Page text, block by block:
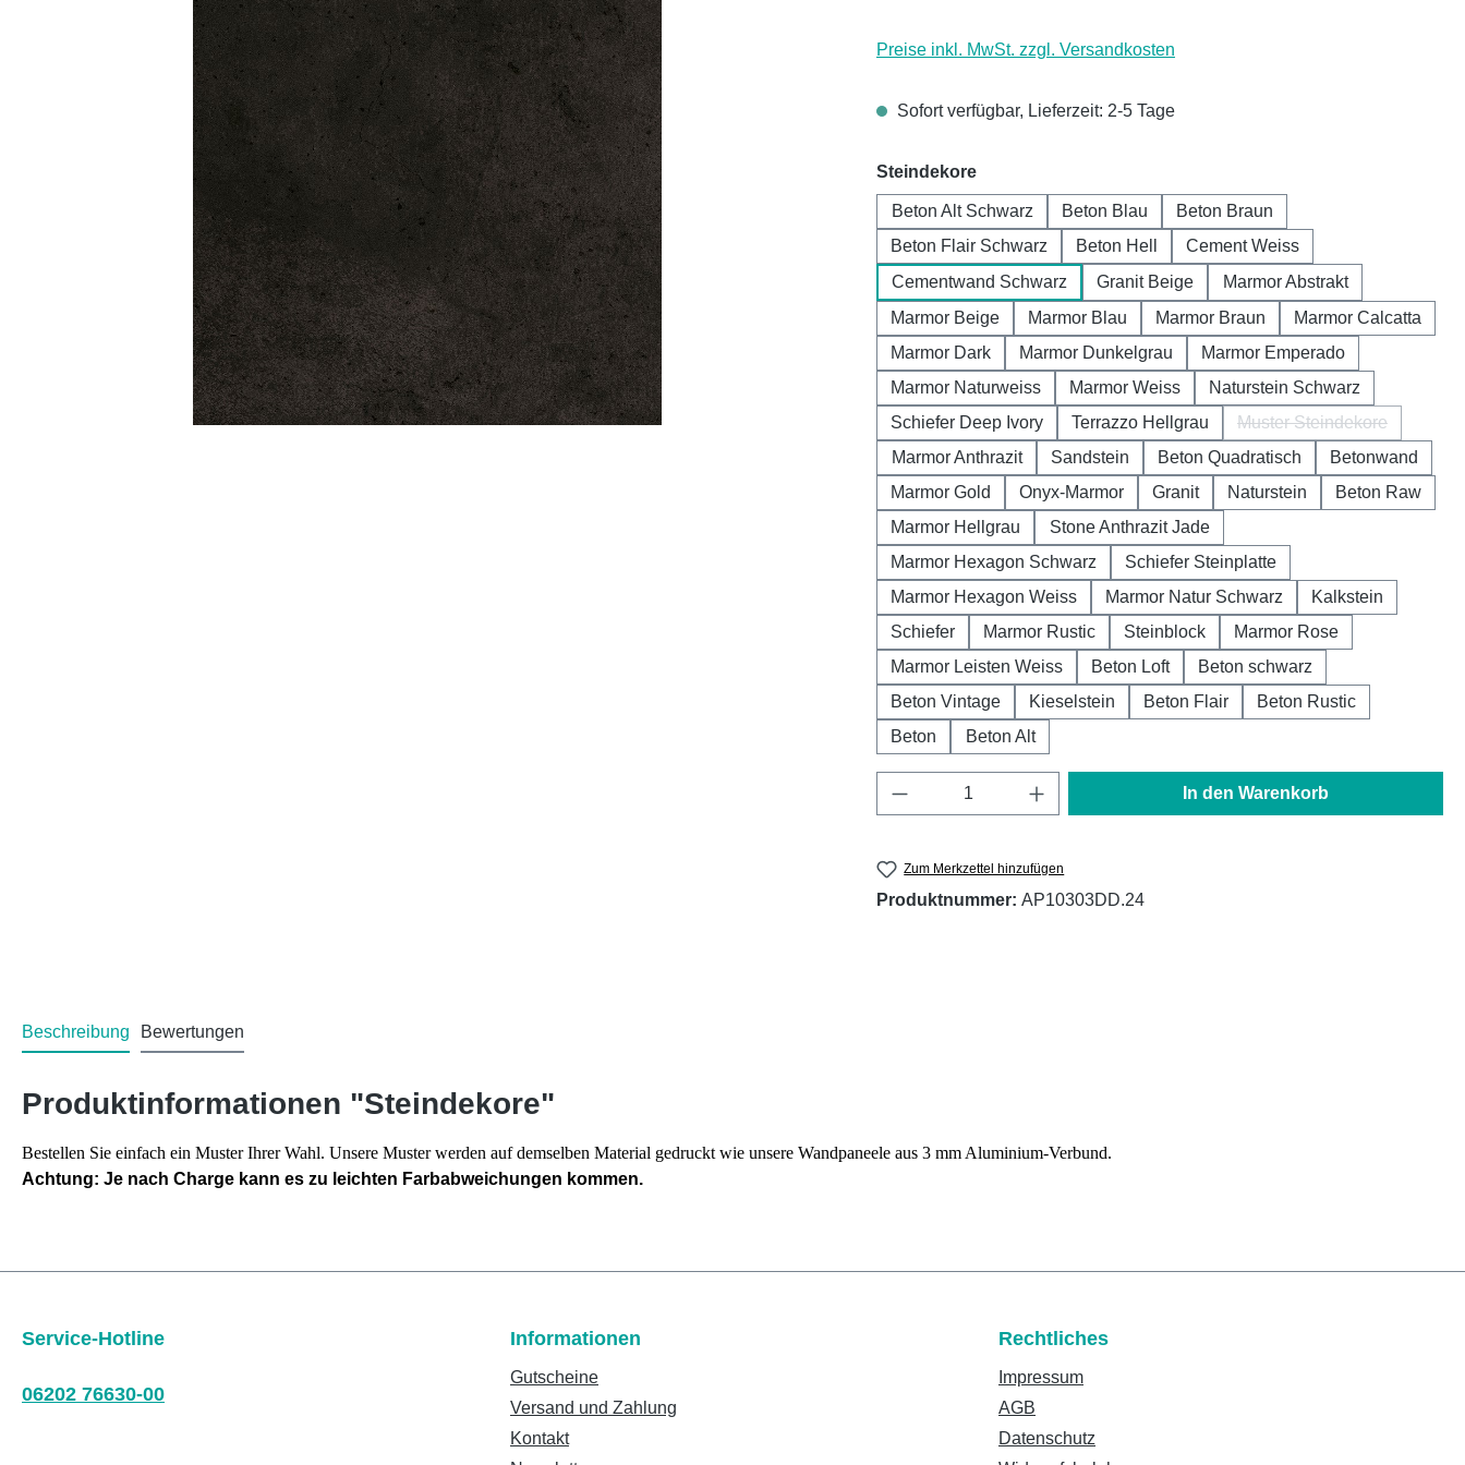
Preise inkl. MwSt. zzgl. Versandkosten
Sofort verfügbar, Lieferzeit: 2-5 Tage
Steindekoreauswählen
Beton Alt Schwarz Beton Blau
Beton Braun
Beton Flair Schwarz
Beton Hell
Cement Weiss
Cementwand Schwarz
Granit Beige
Marmor Abstrakt
Marmor Beige
Marmor Blau Marmor Braun
Marmor Calcatta
Marmor Dark
Marmor Dunkelgrau
Marmor Emperado
Marmor Naturweiss
Marmor Weiss
Naturstein Schwarz
Schiefer Deep Ivory
Terrazzo Hellgrau Muster Steindekore
(Diese Option ist
Marmor Anthrazit Sandstein Beton Quadratisch
Betonwand
Marmor Gold
Onyx-Marmor Granit Naturstein
Beton Raw
Marmor Hellgrau
Stone Anthrazit Jade
Marmor Hexagon Schwarz
Schiefer Steinplatte
Marmor Hexagon Weiss
Marmor Natur Schwarz
Kalkstein
Schiefer
Marmor Rustic Steinblock
Marmor Rose
Marmor Leisten Weiss
Beton Loft
Beton schwarz
Beton Vintage
Kieselstein Beton Flair
Beton Rustic
Beton
Beton Alt
Produkt Anzahl: Gib den gewünschten Wert ein
In den Warenkorb
Zum Merkzettel hinzufügen
Produktnummer: AP10303DD.24
Beschreibung Bewertungen
Produktinformationen "Steindekore"
Bestellen Sie einfach ein Muster Ihrer Wahl. Unsere Muster werden auf demselben Material gedruckt wie unsere Wandpaneele aus 3 mm Aluminium-Verbund.
Achtung: Je nach Charge kann es zu leichten Farbabweichungen kommen.
Service-Hotline
06202 76630-00
Informationen
Gutscheine
Versand und Zahlung
Kontakt
Rechtliches
Impressum
AGB
Datenschutz